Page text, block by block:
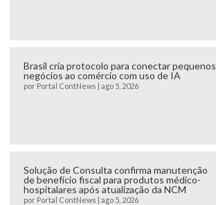
Brasil cria protocolo para conectar pequenos
negócios ao comércio com uso de IA
por Portal ContNews | ago 5, 2026
Solução de Consulta confirma manutenção
de benefício fiscal para produtos médico-
hospitalares após atualização da NCM
por Portal ContNews | ago 5, 2026